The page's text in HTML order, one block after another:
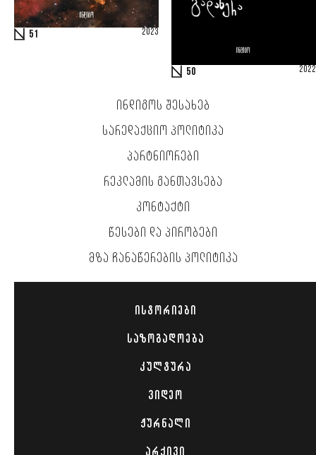
51 2023
50 2022
ᲘᲜᲓᲘᲒᲝᲡ ᲨᲔᲡᲐᲮᲔᲑ
ᲡᲐᲠᲔᲓᲐᲥᲪᲘᲝ ᲞᲝᲚᲘᲢᲘᲙᲐ
ᲞᲐᲠᲢᲜᲘᲝᲠᲔᲑᲘ
ᲠᲔᲙᲚᲐᲛᲘᲡ ᲒᲐᲜᲗᲐᲕᲡᲔᲑᲐ
ᲙᲝᲜᲢᲐᲥᲢᲘ
ᲬᲔᲡᲔᲑᲘ ᲓᲐ ᲞᲘᲠᲝᲑᲔᲑᲘ
ᲛᲖᲐ ᲩᲐᲜᲐᲬᲔᲠᲔᲑᲘᲡ ᲞᲝᲚᲘᲢᲘᲙᲐ
ᲘᲡᲢᲝᲠᲘᲔᲑᲘ
ᲡᲐᲖᲝᲒᲐᲓᲝᲔᲑᲐ
ᲙᲣᲚᲢᲣᲠᲐ
ᲕᲘᲓᲔᲝ
ᲟᲣᲠᲜᲐᲚᲘ
ᲐᲠᲥᲘᲕᲘ